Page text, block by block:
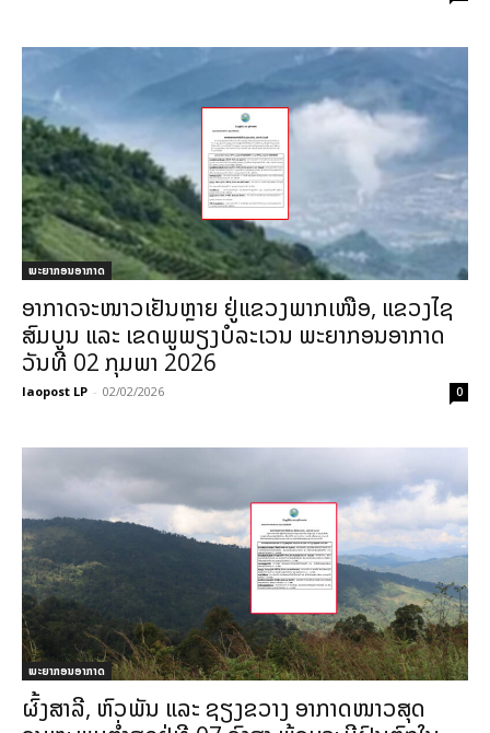
ພະຍາກອນອາກາດ
ອາກາດຈະໜາວເຢັນຫຼາຍ ຢູ່ແຂວງພາກເໜືອ, ແຂວງໄຊ
ສົມບູນ ແລະ ເຂດພູພຽງບໍລະເວນ ພະຍາກອນອາກາດ
ວັນທີ 02 ກຸມພາ 2026
laopost LP - 02/02/2026 0
ພະຍາກອນອາກາດ
ຜົ້ງສາລີ, ຫົວພັນ ແລະ ຊຽງຂວາງ ອາກາດໜາວສຸດ